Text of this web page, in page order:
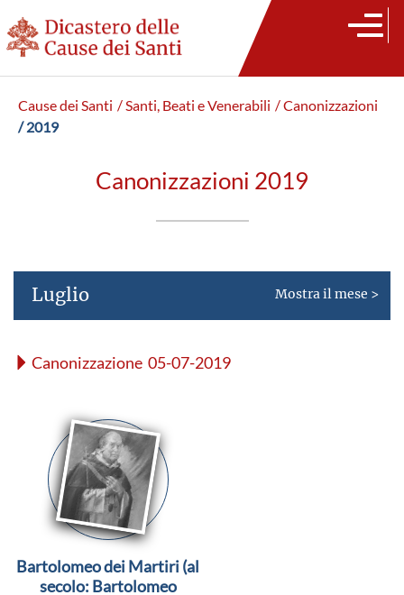
Cause dei Santi / Santi, Beati e Venerabili / Canonizzazioni
/ 2019
Canonizzazioni 2019
Luglio Mostra il mese >
Canonizzazione 05-07-2019
Bartolomeo dei Martiri (al
secolo: Bartolomeo